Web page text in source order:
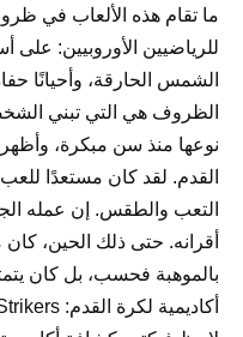
ما تقام هذه الألعاب في
للرياضيين الأوروبيين:
الشمس الحارقة، وأحيانًا
الظروف هي التي تبني
نوعها منذ سن مبكرة،
القدم. لقد كان مستعدًا
التعب والطقس. إن عمله
أقرانه. حتى ذلك الحين،
بالموهبة فحسب، بل كان